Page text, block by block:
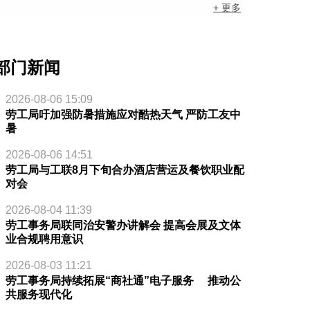
+ 更多
门新闻
2026-08-06 15:09
劳工局吁加强防暑措施应对酷热天气 严防工友中
暑
2026-08-06 14:51
劳工局与工联8月下旬合办酒店营运及餐饮职业配
对会
2026-08-04 11:39
劳工事务局联同治安警办讲解会 提高会展及文体
业合规聘用意识
2026-08-03 11:21
劳工事务局持续拓展“商社通”电子服务 推动公
共服务现代化